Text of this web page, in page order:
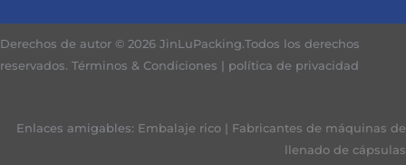
Derechos de autor © 2026 JinLuPacking.Todos los derechos
reservados. Términos & Condiciones | política de privacidad
Enlaces amigables: Embalaje rico | Fabricantes de máquinas de
llenado de cápsulas